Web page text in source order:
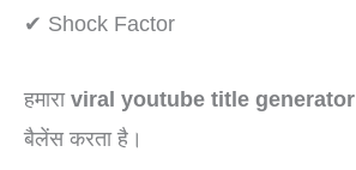
✔ Shock Factor
हमाराviral youtube title generator
बैलेंस करता है।